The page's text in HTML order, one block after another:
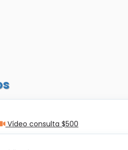
Vídeo consulta $500